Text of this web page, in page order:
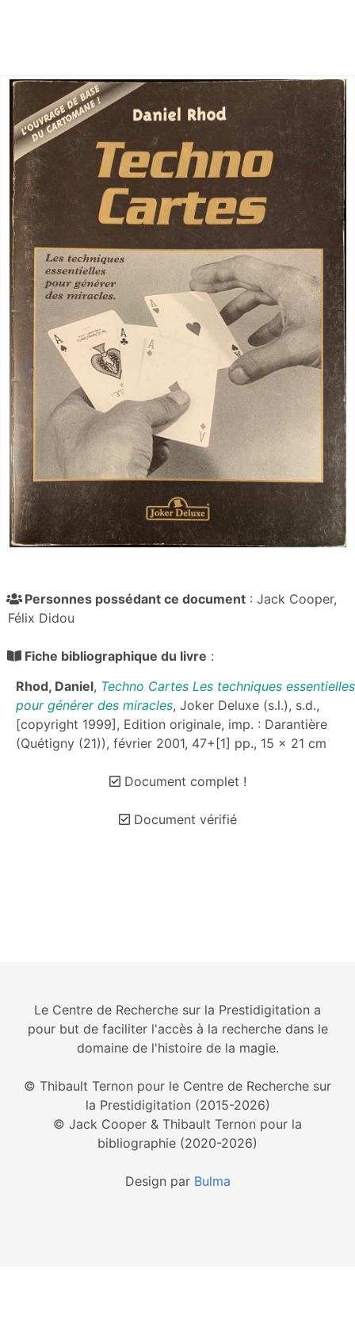
Personnes possédant ce document : Jack Cooper,
Félix Didou
Fiche bibliographique du livre :
Rhod, Daniel, Techno Cartes Les techniques essentielles
pour générer des miracles, Joker Deluxe (s.l.), s.d.,
[copyright 1999], Edition originale, imp. : Darantière
(Quétigny (21)), février 2001, 47+[1] pp., 15 x 21 cm
Document complet !
Document vérifié
Le Centre de Recherche sur la Prestidigitation a
pour but de faciliter l'accès à la recherche dans le
domaine de l'histoire de la magie.
© Thibault Ternon pour le Centre de Recherche sur
la Prestidigitation (2015-2026)
© Jack Cooper & Thibault Ternon pour la
bibliographie (2020-2026)
Design par Bulma